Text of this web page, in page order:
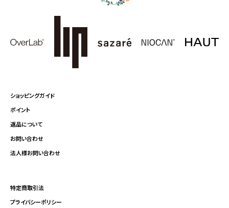
ショッピングガイド
ポイント
返品について
お問い合わせ
法人様お問い合わせ
特定商取引法
プライバシーポリシー